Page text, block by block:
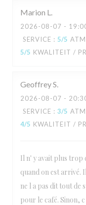
Marion L
2026-08-07 -
SERVICE : 5/5
5/5 KWALITEIT /
GeoffreyS
2026-08-07 -
SERVICE : 3/5
4/5 KWALITEIT /
Il n' y avait plus trop
quand on est arrivé.
ne l a pas dit tout de
pour le café. Sinon,